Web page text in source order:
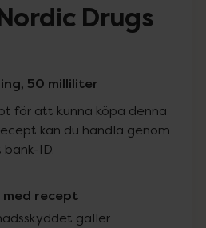
Drugs
50 milliliter
för att kunna köpa denna
kan du handla genom
ID.
med recept
gäller